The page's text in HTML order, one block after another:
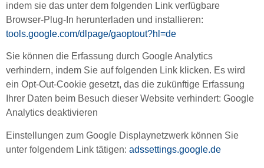
indem sie das unter dem folgenden Link verfügbare
Browser-Plug-In herunterladen und installieren:
tools.google.com/dlpage/gaoptout?hl=de
Sie können die Erfassung durch Google Analytics
verhindern, indem Sie auf folgenden Link klicken. Es wird
ein Opt-Out-Cookie gesetzt, das die zukünftige Erfassung
Ihrer Daten beim Besuch dieser Website verhindert: Google
Analytics deaktivieren
Einstellungen zum Google Displaynetzwerk können Sie
unter folgendem Link tätigen: adssettings.google.de